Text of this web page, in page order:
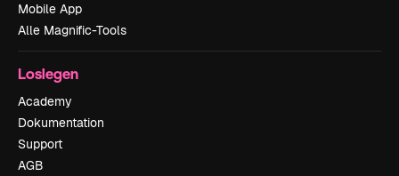
Mobile App
Alle Magnific-Tools
Loslegen
Academy
Dokumentation
Support
AGB